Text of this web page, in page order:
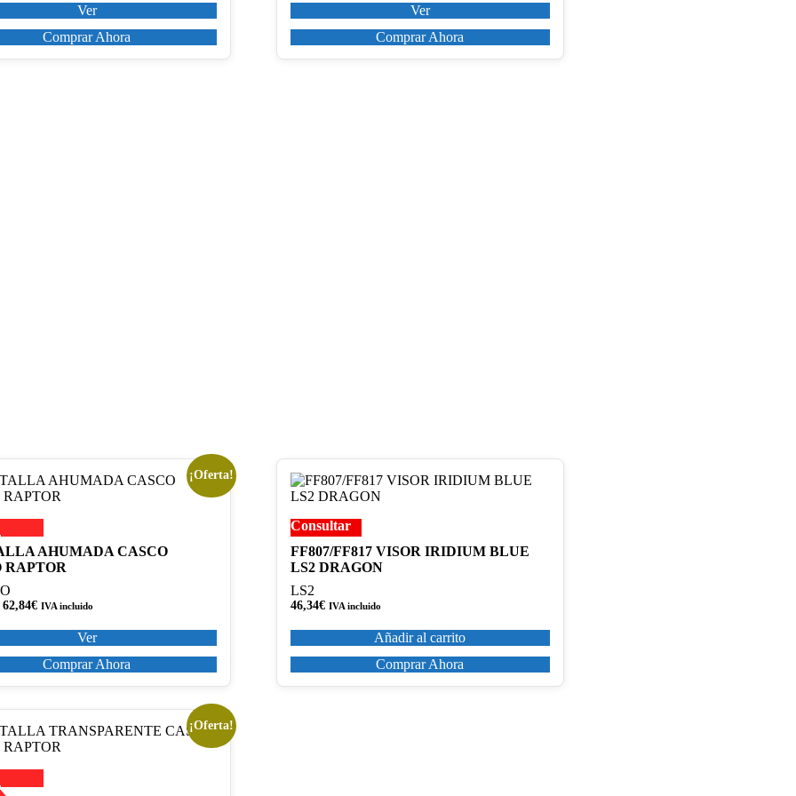
Ver
Comprar Ahora
Ver
Comprar Ahora
¡Oferta!
AHUMADA CASCO
RAPTOR
62,84€Rango
precios:
desde
32,67€
hasta
62,84€
IVA incluido
Ver
Comprar Ahora
Consultar
FF807/FF817 VISOR IRIDIUM BLUE
LS2 DRAGON
LS2
46,34€ IVA incluido
Añadir al carrito
Comprar Ahora
¡Oferta!